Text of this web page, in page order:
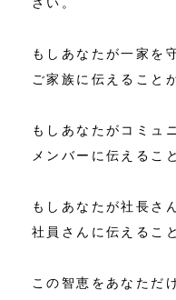
もしあなたが一家を
ご家族に伝えること
もしあなたがコミュ
メンバーに伝えるこ
もしあなたが社長さ
社員さんに伝えるこ
この智恵をあなただ